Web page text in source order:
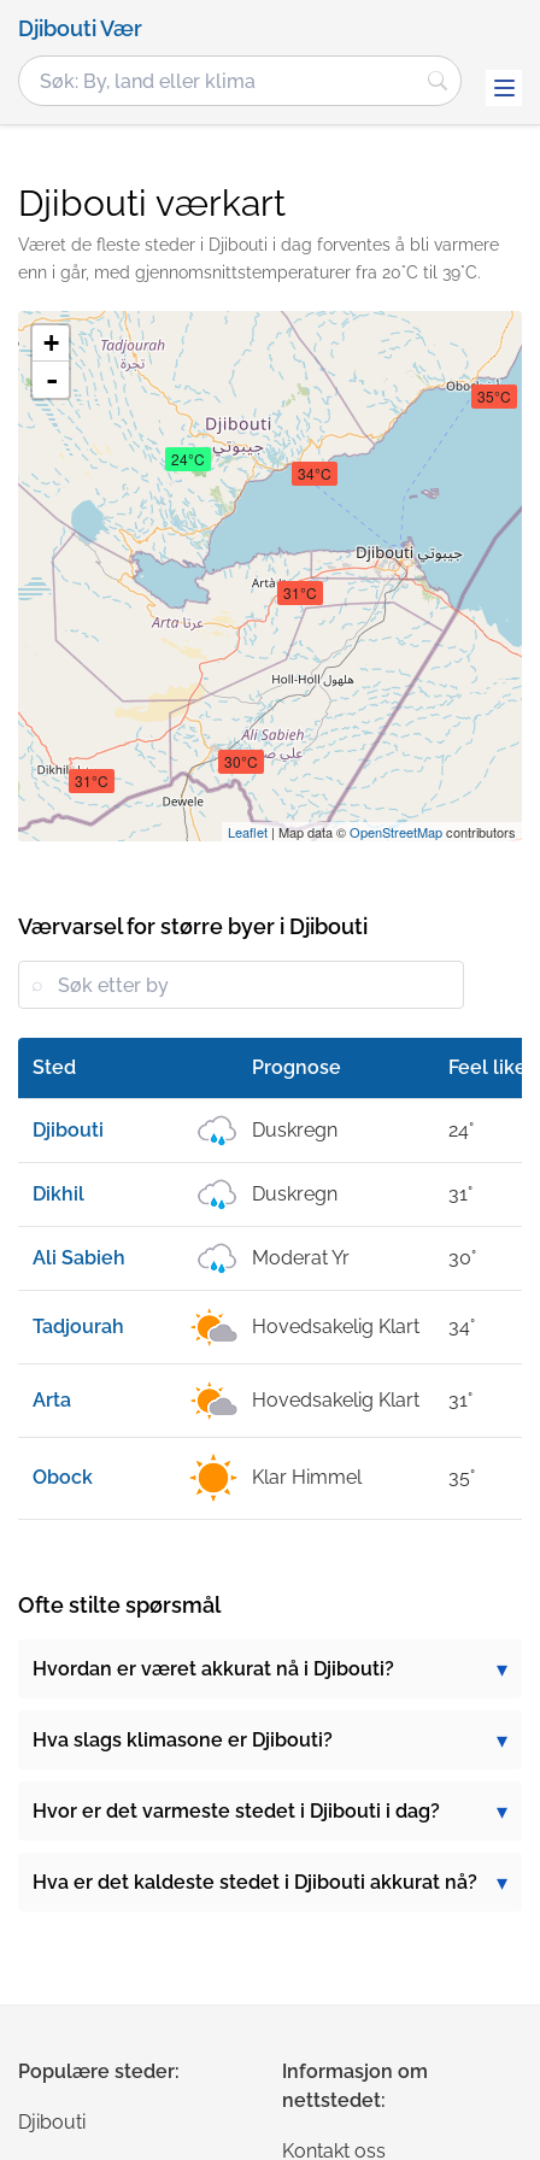
Djibouti Vær
Djibouti værkart
Været de fleste steder i Djibouti i dag forventes å bli varmere
enn i går, med gjennomsnittstemperaturer fra 20°C til 39°C.
24°C
31°C
30°C
34°C
31°C
35°C
+
-
Leaflet | Map data ©OpenStreetMapcontributors
Værvarsel for større byer i Djibouti
Sted Prognose Feel like
Djibouti Duskregn 24°
Dikhil Duskregn 31°
Ali Sabieh Moderat Yr 30°
Tadjourah Hovedsakelig Klart 34°
Arta Hovedsakelig Klart 31°
Obock Klar Himmel 35°
Ofte stilte spørsmål
Hvordan er været akkurat nå i Djibouti?
Hva slags klimasone er Djibouti?
Hvor er det varmeste stedet i Djibouti i dag?
Hva er det kaldeste stedet i Djibouti akkurat nå?
Populære steder:
Djibouti
Informasjon om
nettstedet:
Kontakt oss